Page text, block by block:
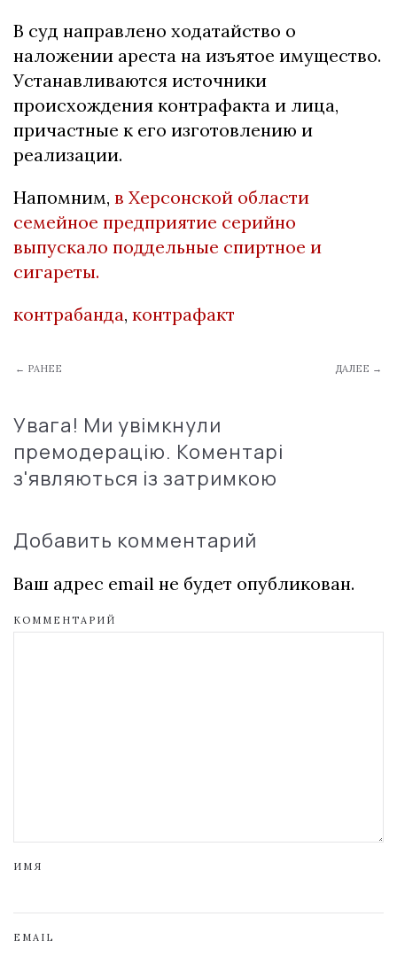
В суд направлено ходатайство о
наложении ареста на изъятое имущество.
Устанавливаются источники
происхождения контрафакта и лица,
причастные к его изготовлению и
реализации.
Напомним, в Херсонской области
семейное предприятие серийно
выпускало поддельные спиртное и
сигареты.
контрабанда, контрафакт
← РАНЕЕ ДАЛЕЕ →
Увага! Ми увімкнули
премодерацію. Коментарі
з'являються із затримкою
Добавить комментарий
Ваш адрес email не будет опубликован.
КОММЕНТАРИЙ
ИМЯ
EMAIL